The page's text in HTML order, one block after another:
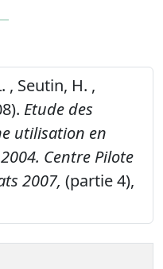
, Seutin, H. ,
Etude des
utilisation en
Centre Pilote
2007, (partie 4),